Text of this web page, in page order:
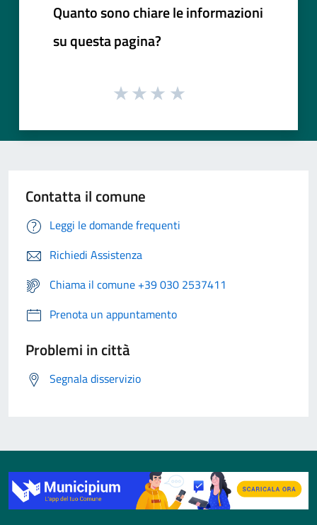
Quanto sono chiare le informazioni
su questa pagina?
Contatta il comune
Leggi le domande frequenti
Richiedi Assistenza
Chiama il comune +39 030 2537411
Prenota un appuntamento
Problemi in città
Segnala disservizio